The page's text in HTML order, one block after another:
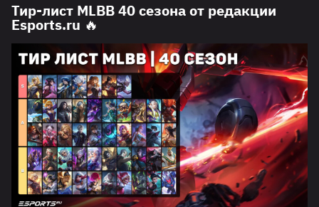
Тир-лист MLBB 40 сезона от редакции
Esports.ru 🔥